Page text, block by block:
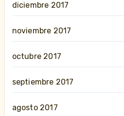
diciembre 2017
noviembre 2017
octubre 2017
septiembre 2017
agosto 2017